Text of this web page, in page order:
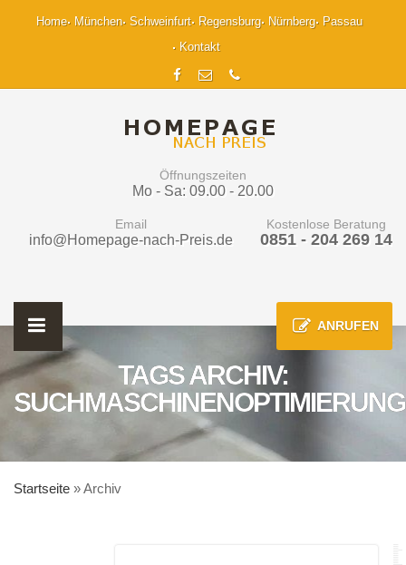
Home München Schweinfurt Regensburg Nürnberg
Passau
Kontakt
Öffnungszeiten
Mo - Sa: 09.00 - 20.00
Email
info@Homepage-nach-Preis.de
Kostenlose Beratung
0851 - 204 269 14
ANRUFEN
TAGS ARCHIV:
SUCHMASCHINENOPTIMIERUNG
Startseite »Archiv